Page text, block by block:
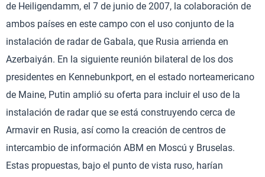
de Heiligendamm, el 7 de junio de 2007, la colaboración de
ambos países en este campo con el uso conjunto de la
instalación de radar de Gabala, que Rusia arrienda en
Azerbaiyán. En la siguiente reunión bilateral de los dos
presidentes en Kennebunkport, en el estado norteamericano
de Maine, Putin amplió su oferta para incluir el uso de la
instalación de radar que se está construyendo cerca de
Armavir en Rusia, así como la creación de centros de
intercambio de información ABM en Moscú y Bruselas.
Estas propuestas, bajo el punto de vista ruso, harían